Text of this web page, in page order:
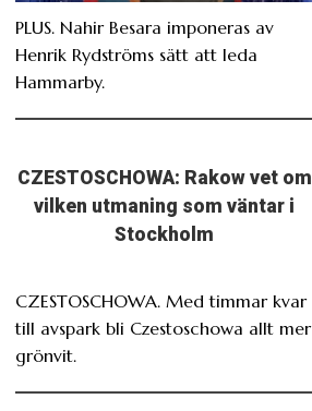
PLUS. Nahir Besara imponeras av
Henrik Rydströms sätt att leda
Hammarby.
CZESTOSCHOWA: Rakow vet om
vilken utmaning som väntar i
Stockholm
CZESTOSCHOWA. Med timmar kvar
till avspark bli Czestoschowa allt mer
grönvit.